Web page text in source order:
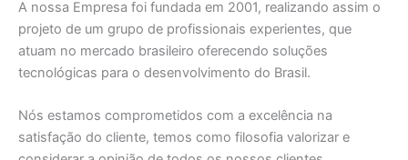
A nossa Empresa foi fundada em 2001, realizando assim o
projeto de um grupo de profissionais experientes, que
atuam no mercado brasileiro oferecendo soluções
tecnológicas para o desenvolvimento do Brasil.
Nós estamos comprometidos com a excelência na
satisfação do cliente, temos como filosofia valorizar e